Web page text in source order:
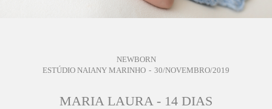
NEWBORN
ESTÚDIO NAIANY MARINHO
30/NOVEMBRO/2019
MARIA LAURA - 14 DIAS